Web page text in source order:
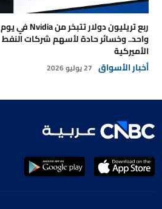
ربع تريليون دولار تتبخر من Nvidia في يوم
واحد.. وخسائر حادة لأسهم شركات النفط
الأميركية
أخبار الأسواق 27 يوليو 2026